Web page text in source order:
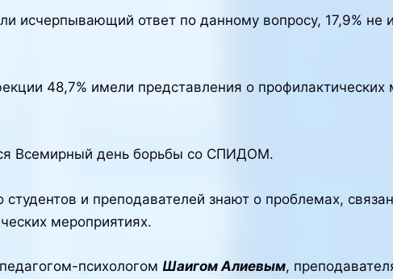
исчерпывающий ответ по данному вопросу, 17,9% не
48,7% имели представления о профилактических
Всемирный день борьбы со СПИДОМ.
и преподавателей знают о проблемах,
мероприятиях.
психологом Шаигом Алиевым,